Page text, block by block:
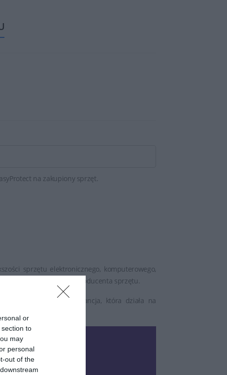
or
to
may
personal
out of the
na zakupiony sprzęt.
sprzętu elektronicznego, komputerowego,
z gwarancją producenta sprzętu.
to przedłużona gwarancja, która działa na